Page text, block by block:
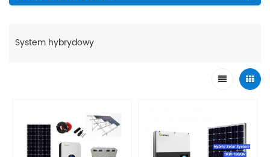
System hybrydowy